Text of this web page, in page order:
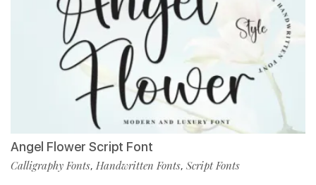
Angel Flower Script Font
Calligraphy Fonts, Handwritten Fonts, Script Fonts